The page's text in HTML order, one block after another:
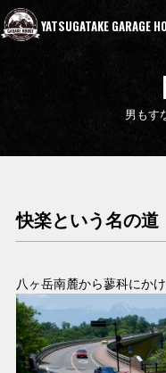
YATSUGATAKE GARAGE
男もす
快楽という名の道
八ヶ岳南麓から蓼科にか